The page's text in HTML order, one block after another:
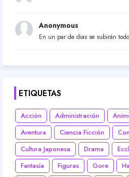
Anonymous
En un par de dias se subirán
ETIQUETAS
Acción Administración
Aventura
Ciencia Ficción
Cultura Japonesa
Drama
Fantasía
Figuras Gore